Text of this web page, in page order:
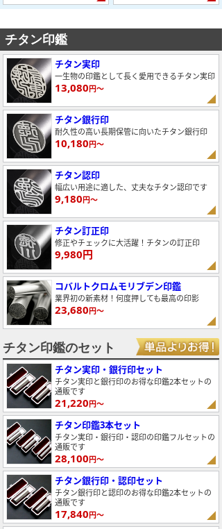
チタン印鑑
チタン実印
一生物の印鑑として長く愛用できるチタン実印
13,080円～
チタン銀行印
耐久性の高い長期保管に向いたチタン銀行印
10,180円～
チタン認印
幅広い用途に適した、丈夫なチタン認印です
9,180円～
チタン訂正印
修正やチェックに大活躍！チタンの訂正印
9,980円
コバルトクロムモリブデン印鑑
業界初の新素材！何度押しても最高の印影
23,680円～
チタン印鑑のセット
チタン実印・銀行印セット
チタン実印と銀行印のお得な印鑑2本セットの
通販です
21,220円～
チタン印鑑3本セット
チタン実印・銀行印・認印の印鑑フルセットの
通販です
28,100円～
チタン銀行印・認印セット
チタン銀行印と認印のお得な印鑑2本セットの
通販です
17,840円～